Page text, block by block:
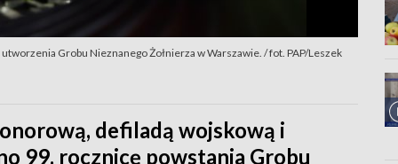
Grobu Nieznanego Żołnierza w Warszawie. / fot. PAP/Leszek
defiladą wojskową i
99. rocznicę powstania Grobu